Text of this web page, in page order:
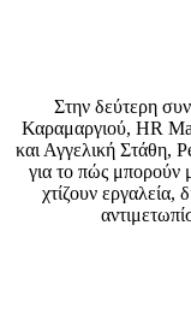
Στην δεύτερη
Καραμαργιού, HR
και Αγγελική Στάθη,
για το πώς μπορούν
χτίζουν εργαλεία,